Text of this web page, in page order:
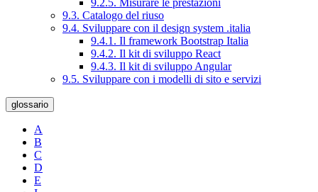
9.2.5. Misurare le prestazioni
9.3. Catalogo del riuso
9.4. Sviluppare con il design system .italia
9.4.1. Il framework Bootstrap Italia
9.4.2. Il kit di sviluppo React
9.4.3. Il kit di sviluppo Angular
9.5. Sviluppare con i modelli di sito e servizi
glossario
A
B
C
D
E